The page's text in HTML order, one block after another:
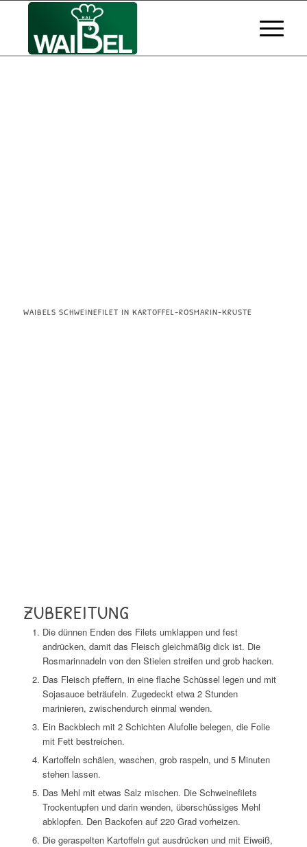
WAIBELS SCHWEINEFILET IN KARTOFFEL-ROSMARIN-KRUSTE
ZUBEREITUNG
Die dünnen Enden des Filets umklappen und fest
andrücken, damit das Fleisch gleichmäßig dick ist. Die
Rosmarinnadeln von den Stielen streifen und grob hacken.
Das Fleisch pfeffern, in eine flache Schüssel legen und mit
Sojasauce beträufeln. Zugedeckt etwa 2 Stunden
marinieren, zwischendurch einmal wenden.
Ein Backblech mit 2 Schichten Alufolie belegen, die Folie
mit Fett bestreichen.
Kartoffeln schälen, waschen, grob raspeln, und 5 Minuten
stehen lassen.
Das Mehl mit etwas Salz mischen. Die Schweinefilets
Trockentupfen und darin wenden, überschüssiges Mehl
abklopfen. Den Backofen auf 220 Grad vorheizen.
Die geraspelten Kartoffeln gut ausdrücken und mit Eiweiß,